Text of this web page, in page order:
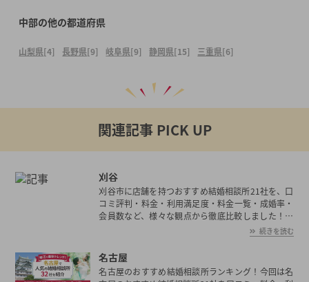
中部の他の都道府県
山梨県[4] 長野県[9] 岐阜県[9] 静岡県[15] 三重県[6]
関連記事 PICK UP
刈谷
刈谷市に店舗を持つおすすめ結婚相談所21社を、口
コミ評判・料金・利用満足度・料金一覧・成婚率・
会員数など、様々な観点から徹底比較しました！刈
谷市の平均初婚年齢は、男性が30.2歳、女性が28.3
歳と男女共に日本全国の平均初婚年齢と比べ低い。
あなたの年収や職業、ご希望に沿った理想の相手を
刈谷市で見つけたいとお考えの方は是非ご覧くださ
い。
続きを読む
名古屋
名古屋のおすすめ結婚相談所ランキング！今回は名